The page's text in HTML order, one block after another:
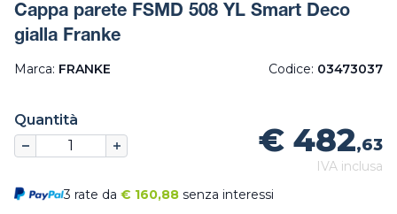
Cappa parete FSMD 508 YL Smart Deco
gialla Franke
Marca: FRANKE Codice: 03473037
Quantità
€ 482,63
IVA inclusa
3 rate da € 160,88 senza interessi